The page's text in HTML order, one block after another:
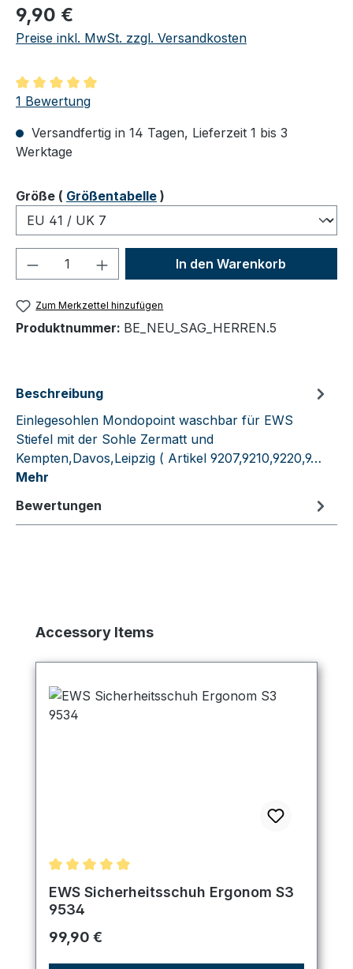
Regulärer Preis:
9,90 €
Preise inkl. MwSt. zzgl. Versandkosten
Durchschnittliche Bewertung von 5 von 5 Sternen
1 Bewertung
Versandfertig in 14 Tagen, Lieferzeit 1 bis 3
Werktage
Größeauswählen
( Größentabelle )
Produkt Anzahl: Gib denIn den Warenkorb
Zum Merkzettel hinzufügen
Produktnummer: BE_NEU_SAG_HERREN.5
Beschreibung
Einlegesohlen Mondopoint waschbar für EWS
Stiefel mit der Sohle Zermatt und
Kempten,Davos,Leipzig ( Artikel 9207,9210,9220,9…
Mehr
Bewertungen
Produktgalerie überspringen
Accessory Items
Durchschnittliche Bewertung von 5 von 5 Sternen
EWS Sicherheitsschuh Ergonom S3
9534
Regulärer Preis:
99,90 €